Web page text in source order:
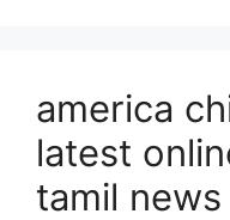
america
latest
tamil